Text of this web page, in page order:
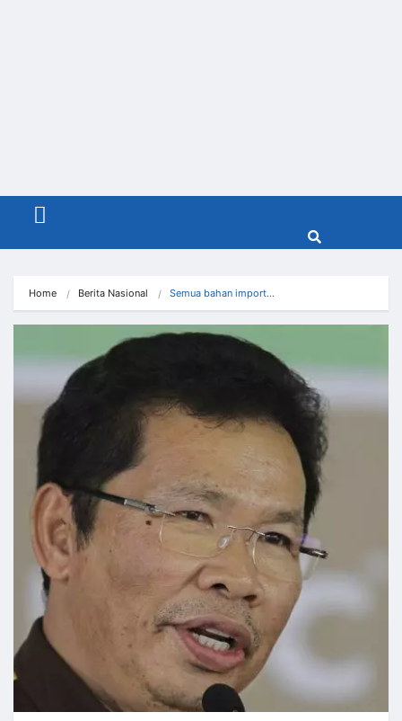
Menu
Home Berita Nasional Semua bahan import…